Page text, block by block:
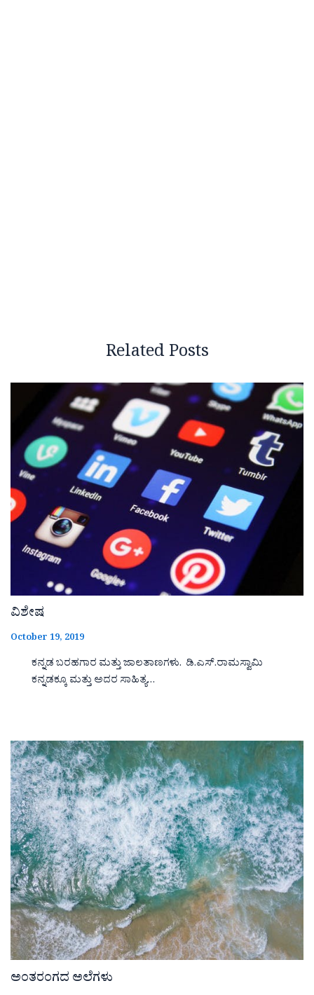
Related Posts
ವಿಶೇಷ
October 19, 2019
ಕನ್ನಡ ಬರಹಗಾರ ಮತ್ತು ಜಾಲತಾಣಗಳು. ಡಿ.ಎಸ್.ರಾಮಸ್ವಾಮಿ
ಕನ್ನಡಕ್ಕೂ ಮತ್ತು ಅದರ ಸಾಹಿತ್ಯ…
ಅಂತರಂಗದ ಅಲೆಗಳು